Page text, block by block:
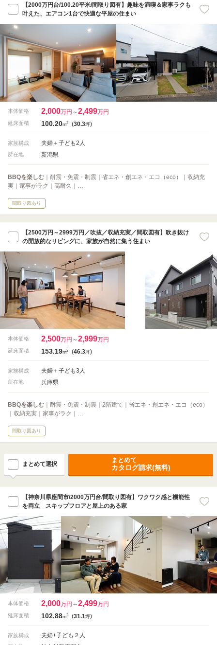
【2000万円台/100.20平米/間取り図有】趣味を満喫＆家事ラクも
叶えた、エアコン1台で快適な平屋の住まい
本体価格 2,000万円 ～2,499万円
延床面積 100.20m2 (30.3坪)
家族構成 夫婦＋子ども2人
所在地 新潟県
BBQを楽しむ ｜耐震・免震・制震｜省エネ・創エネ・エコ（eco）｜収納充
実｜家事がラク｜高耐久｜…
間取り図あり
【2500万円～2999万円／吹抜／収納充実／間取図有】吹き抜け
の開放的なリビングに、家族が自然に集う住まい
本体価格 2,500万円 ～2,999万円
延床面積 153.19m2 (46.3坪)
家族構成 夫婦＋子ども3人
所在地 兵庫県
BBQを楽しむ ｜耐震・免震・制震｜2階建て｜省エネ・創エネ・エコ（eco）
｜収納充実｜家事がラク｜…
間取り図あり
まとめて選択
まとめて
カタログ請求(無料)
【神奈川県座間市/2000万円台/間取り図有】ワクワク感と機能性
を両立 スキップフロアと屋上のある家
本体価格 2,000万円 ～2,499万円
延床面積 102.88m2 (31.1坪)
家族構成 夫婦+子ども２人